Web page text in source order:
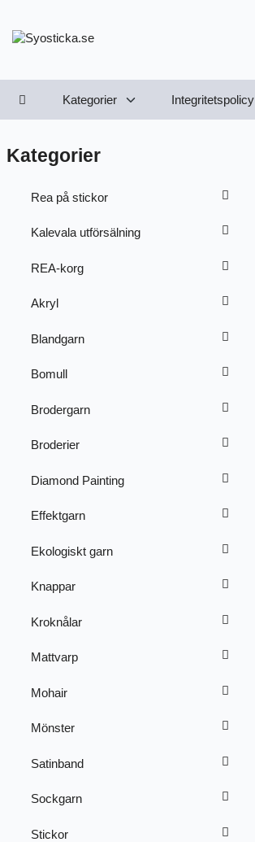
Kategorier Integritetspolicy
Kategorier
Rea på stickor
Kalevala utförsälning
REA-korg
Akryl
Blandgarn
Bomull
Brodergarn
Broderier
Diamond Painting
Effektgarn
Ekologiskt garn
Knappar
Kroknålar
Mattvarp
Mohair
Mönster
Satinband
Sockgarn
Stickor